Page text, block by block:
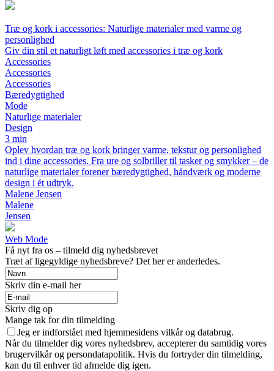
Træ og kork i accessories: Naturlige materialer med varme og
personlighed
Giv din stil et naturligt løft med accessories i træ og kork
Accessories
Accessories
Accessories
Bæredygtighed
Mode
Naturlige materialer
Design
3 min
Oplev hvordan træ og kork bringer varme, tekstur og personlighed
ind i dine accessories. Fra ure og solbriller til tasker og smykker – de
naturlige materialer forener bæredygtighed, håndværk og moderne
design i ét udtryk.
Malene Jensen
Malene
Jensen
Web Mode
Få nyt fra os – tilmeld dig nyhedsbrevet
Træt af ligegyldige nyhedsbreve? Det her er anderledes.
Skriv din e-mail her
Skriv dig op
Mange tak for din tilmelding
Jeg er indforstået med hjemmesidens vilkår og databrug.
Når du tilmelder dig vores nyhedsbrev, accepterer du samtidig vores
brugervilkår og persondatapolitik. Hvis du fortryder din tilmelding,
kan du til enhver tid afmelde dig igen.